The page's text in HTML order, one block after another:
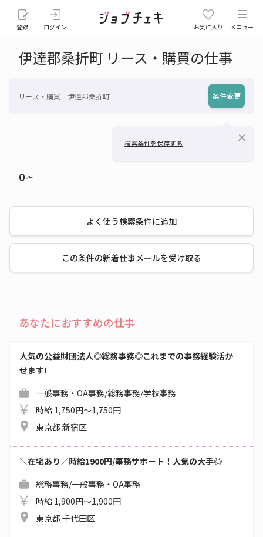
登録 ログイン お気に入り メニュー
伊達郡桑折町 リース・購買の仕事
リース・購買 伊達郡桑折町 条件変更
検索条件を保存する close
0件
よく使う検索条件に追加
この条件の新着仕事メールを受け取る
あなたにおすすめの仕事
人気の公益財団法人◎総務事務◎これまでの事務経験活か
せます!
一般事務・OA事務/総務事務/学校事務
時給 1,750円～1,750円
東京都 新宿区
＼在宅あり／時給1900円/事務サポート！人気の大手◎
総務事務/一般事務・OA事務
時給 1,900円～1,900円
東京都 千代田区